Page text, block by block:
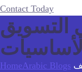
Contact Today
التسويق
HomeArabic Blogs